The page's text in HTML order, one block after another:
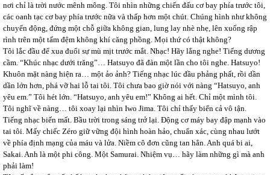
nơi chỉ là trời nước mênh mông. Tôi nhìn những chiến đấu cơ bay phía trước tôi,
các oanh tạc cơ bay phía trước nữa và thấp hơn một chút. Chúng hình như không
chuyển động, đứng một chỗ giữa không gian, lung lay nhè nhẹ, lên xuống rập
rình trên một tấm đệm không khí căng phồng. Mọi thứ có thật không?
Tôi lắc đầu để xua đuổi sự mù mịt trước mắt. Nhạc! Hãy lắng nghe! Tiếng dương
cầm. “Khúc nhạc dưới trăng”… Hatsuyo đã đàn một lần cho tôi nghe. Hatsuyo!
Khuôn mặt nàng hiện ra… một ảo ảnh? Tiếng nhạc lúc đầu phảng phất, rồi dần
dần lớn hơn, phá vỡ hai lỗ tai tôi. Tôi chưa bao giờ nói với nàng “Hatsuyo, anh
yêu em.” Tôi hét lớn. “Hatsuyo, anh yêu em!” Không ai hết. Chỉ một mình tôi.
Tôi nghĩ về nàng… tôi xoay lại nhìn Iwo Jima. Tôi chỉ thấy biển cả vô tận.
Tiếng nhạc biến mất. Bầu trời trong sáng trở lại. Động cơ máy bay đập mạnh vào
tai tôi. Mấy chiếc Zéro giữ vững đội hình hoàn hảo, chuẩn xác, cùng nhau lướt
về phía định mạng của máu và lửa. Niềm cô đơn cũng tan hẳn. Anh quá bi ai,
Sakai. Anh là một phi công. Một Samurai. Nhiệm vụ… hãy làm những gì mà anh
phải làm!